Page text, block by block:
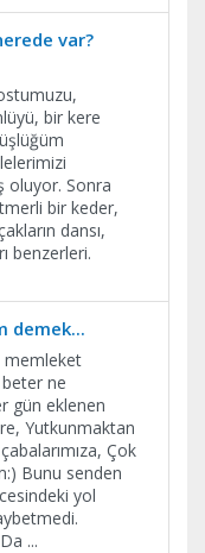
var?
bir kere
oluyor. Sonra
bir keder,
dansı,
benzerleri.
demek...
memleket
beter ne
gün eklenen
Yutkunmaktan
Çok
Bunu senden
yol
...